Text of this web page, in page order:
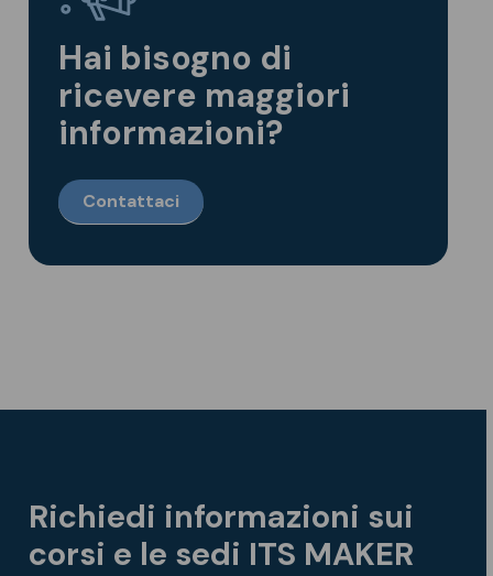
Hai bisogno di
ricevere maggiori
informazioni?
Contattaci
Richiedi informazioni sui
corsi e le sedi ITS MAKER